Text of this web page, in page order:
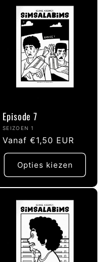
Episode 7
Verkoper:
SEIZOEN 1
Normale
prijs
Vanaf €1,50 EUR
Opties kiezen